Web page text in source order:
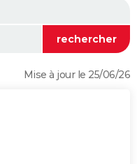
Mise à jour le 25/06/26